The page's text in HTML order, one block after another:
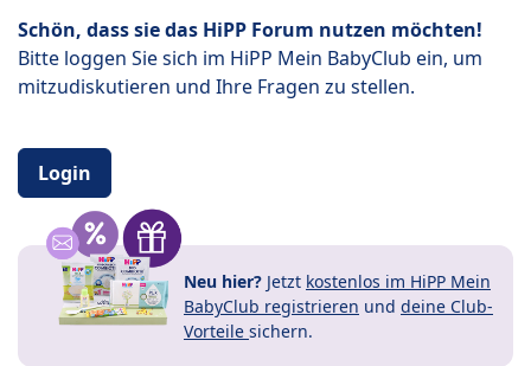
Schön, dass sie das HiPP Forum nutzen möchten!
Bitte loggen Sie sich im HiPP Mein BabyClub ein, um
mitzudiskutieren und Ihre Fragen zu stellen.
Login
Neu hier? Jetzt kostenlos im HiPP Mein
BabyClub registrieren und deine Club-
Vorteile sichern.